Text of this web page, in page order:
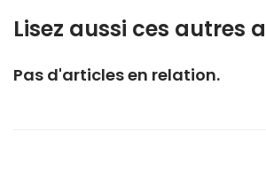
Lisez aussi ces autres
Pas d'articles en relation.